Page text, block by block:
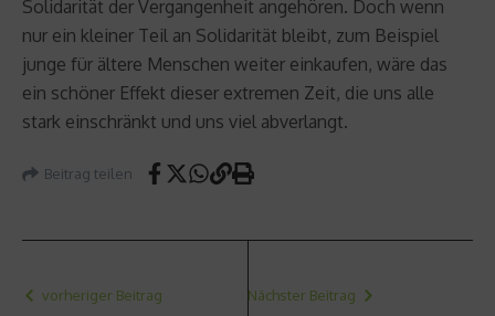
Solidarität der Vergangenheit angehören. Doch wenn
nur ein kleiner Teil an Solidarität bleibt, zum Beispiel
junge für ältere Menschen weiter einkaufen, wäre das
ein schöner Effekt dieser extremen Zeit, die uns alle
stark einschränkt und uns viel abverlangt.
Beitrag teilen
vorheriger Beitrag Nächster Beitrag